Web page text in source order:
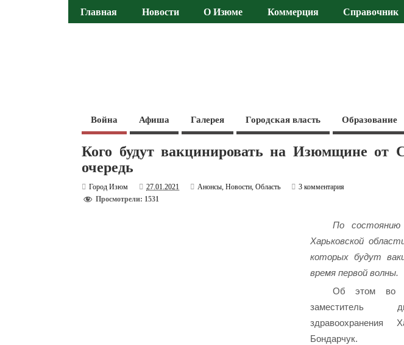
Главная Новости О Изюме Коммерция Справочник
Война Афиша Галерея Городская власть Образование
Кого будут вакцинировать на Изюмщине от
очередь
Город Изюм 27.01.2021 Анонсы,Новости,Область
3 комментария
Просмотрели: 1531
По
Харьковской
которых будут
время первой волны.
Об этом во
заместитель
здравоохранения
Бондарчук.